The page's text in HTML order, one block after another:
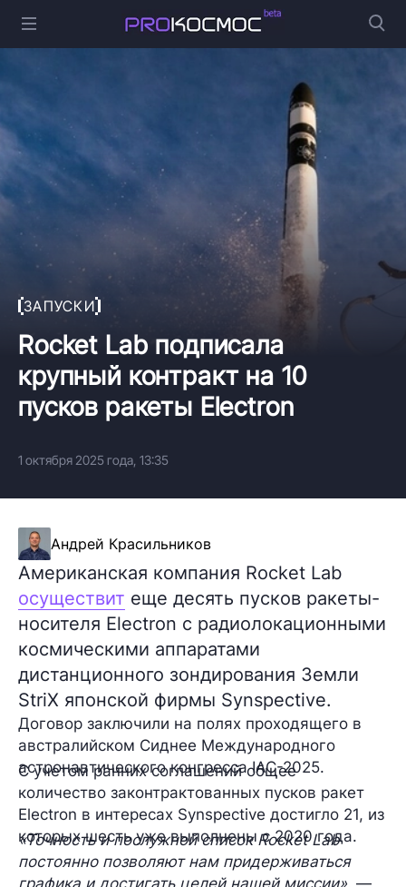
ЗАПУСКИ
Rocket Lab подписала
крупный контракт на 10
пусков ракеты Electron
1 октября 2025 года, 13:35
Андрей Красильников
Американская компания Rocket Lab
осуществит еще десять пусков ракеты-
носителя Electron с радиолокационными
космическими аппаратами
дистанционного зондирования Земли
StriX японской фирмы Synspective.
Договор заключили на полях проходящего в
австралийском Сиднее Международного
астронавтического конгресса IAC-2025.
С учетом ранних соглашений общее
количество законтрактованных пусков ракет
Electron в интересах Synspective достигло 21, из
которых шесть уже выполнены с 2020 года.
«Точность и послужной список Rocket Lab
постоянно позволяют нам придерживаться
графика и достигать целей нашей миссии», —